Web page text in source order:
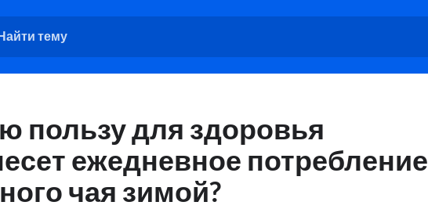
пользу для здоровья
ежедневное потребление
чая зимой?